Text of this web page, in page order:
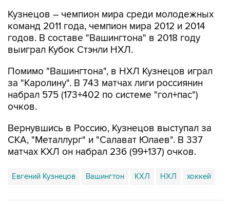
Кузнецов – чемпион мира среди молодежных
команд 2011 года, чемпион мира 2012 и 2014
годов. В составе "Вашингтона" в 2018 году
выиграл Кубок Стэнли НХЛ.
Помимо "Вашингтона", в НХЛ Кузнецов играл
за "Каролину". В 743 матчах лиги россиянин
набрал 575 (173+402 по системе "гол+пас")
очков.
Вернувшись в Россию, Кузнецов выступал за
СКА, "Металлург" и "Салават Юлаев". В 337
матчах КХЛ он набрал 236 (99+137) очков.
Евгений Кузнецов Вашингтон КХЛ НХЛ хоккей